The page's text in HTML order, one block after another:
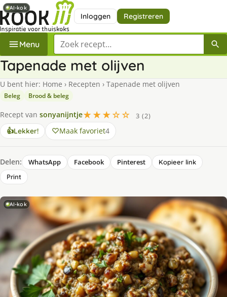
Inloggen Registreren
Menu Zoek een recept
Tapenade met olijven
U bent hier: Home › Recepten › Tapenade met olijven
Beleg Brood & beleg
Recept van sonyanijntje★★★☆☆
3 (2)
👍Lekker! Maak favoriet4
Delen: WhatsApp Facebook Pinterest
Kopieer link
Print
AI-kok
AI-kok
AI-kok